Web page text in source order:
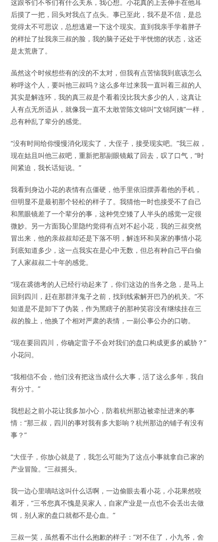
这跟爷们不爷们有什么关系，我心想。小花真的上去伸手在他耳
后摸了一把，回头对我点了点头。事已至此，我不是不信，是总
觉得太不可思议，总想逃避一下这个现实。直到我亲手学着胖子
的样扯了扯我亲三叔的脸，我的脑子还处于半恍惚的状态，这还
是太荒唐了。
虽然这个时候想些有的没的不太对，但我有点苦恼我到底该怎么
称呼这个人，要叫他三叔吗？这么多年过来我一直叫着三叔的人
其实是解连环，我的真三叔是个看着没比我大多少的人，这真让
人有点无所适从，就像我一直不太敢管陈文锦叫“文锦阿姨”一样，
总有种乱了辈分的感觉。
“没有时间给你慢慢消化现实了，大侄子，接受现实吧。”我三叔，
现在姑且叫他三叔吧，重新把那副眼镜戴了回去，叹了口气，“时
间紧迫，我长话短说。”
我看到身边小花的表情有点僵硬，他手里依旧摆弄着他的手机，
但明显不是最初那个轻松的样子了。我猜他一时也接受不了自己
和黑眼镜差了一个辈分的事，这种凭空矮了人半头的感觉一定很
微妙。另一方面我心里隐约觉得有点对不起小花，我的三叔突然
冒出来，他的亲叔叔却还是下落不明，解连环和吴家的事情小花
到底知道多少，这一点我实在是心中无数，但总有种自己平白偷
了人家叔叔二十年的感觉。
“现在裘德考的人已经行动起来了，你们这边的当务之急，是马上
回到四川，赶在那群洋鬼子之前，找到线索解开巴乃的机关。”不
知道是不是卸下了伪装，作为黑瞎子的那种笑容没有继续挂在三
叔的脸上，他换了个相对严肃的表情，一副公事公办的口吻。
“现在要回四川，你确定雷子不会对我们的盘口构成更多的威胁？”
小花问。
“我相信不会，他们没有把这当成什么大事，活了这么多年，我自
有分寸。”
我想起之前小花让我多加小心，防着杭州那边被牵扯进来的事
情：“那三叔，四川的事对我有多大影响？杭州那边的铺子有没有
事？”
“大侄子，你放心就是了，我怎么可能为了这点小事就拿自己家的
产业冒险。”三叔摇头。
我一边心里嘀咕这叫什么话啊，一边偷眼去看小花，小花果然咬
着牙，“三爷您真不愧是吴家人，自家产业是一点也不会丢出去做
饵，别人家的盘口就都不是心血。”
三叔一笑，虽然看不出什么抱歉的样子：”对不住了，小九爷，舍